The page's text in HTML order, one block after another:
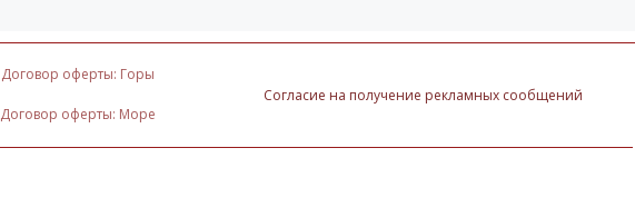
Договор оферты: Горы
Договор оферты: Море
Согласие на получение рекламных сообщений